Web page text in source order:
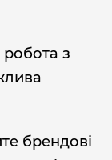
з
брендові